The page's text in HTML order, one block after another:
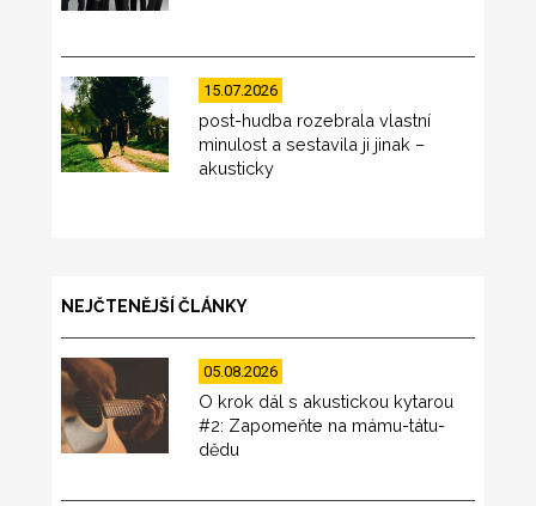
15.07.2026
post-hudba rozebrala vlastní
minulost a sestavila ji jinak –
akusticky
NEJČTENĚJŠÍ ČLÁNKY
05.08.2026
O krok dál s akustickou kytarou
#2: Zapomeňte na mámu-tátu-
dědu